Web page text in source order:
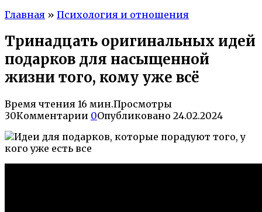
Главная » Психология и отношения
Тринадцать оригинальных идей
подарков для насыщенной
жизни того, кому уже всё
Время чтения 16 мин.Просмотры
30Комментарии 0Опубликовано 24.02.2024